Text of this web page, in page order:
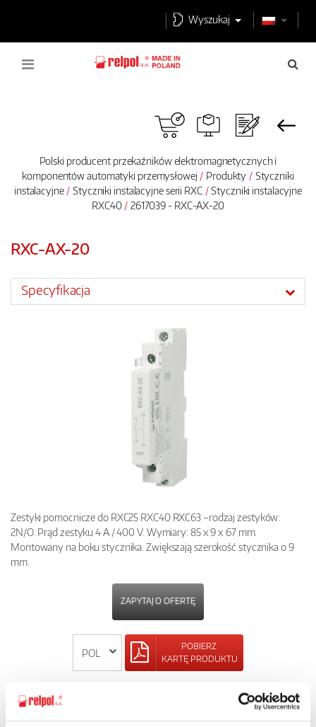
Wyszukaj
Polski producent przekaźników elektromagnetycznych i
komponentów automatyki przemysłowej
Produkty
Styczniki
instalacyjne
Styczniki instalacyjne serii RXC
Styczniki instalacyjne
RXC40
2617039 - RXC-AX-20
RXC-AX-20
Specyfikacja
Zestyki pomocnicze do RXC25 RXC40 RXC63 –rodzaj zestyków:
2N/O. Prąd zestyku 4 A / 400 V. Wymiary: 85 x 9 x 67 mm.
Montowany na boku stycznika. Zwiększają szerokość stycznika o 9
mm.
ZAPYTAJ O OFERTĘ
POBIERZ
KARTĘ PRODUKTU